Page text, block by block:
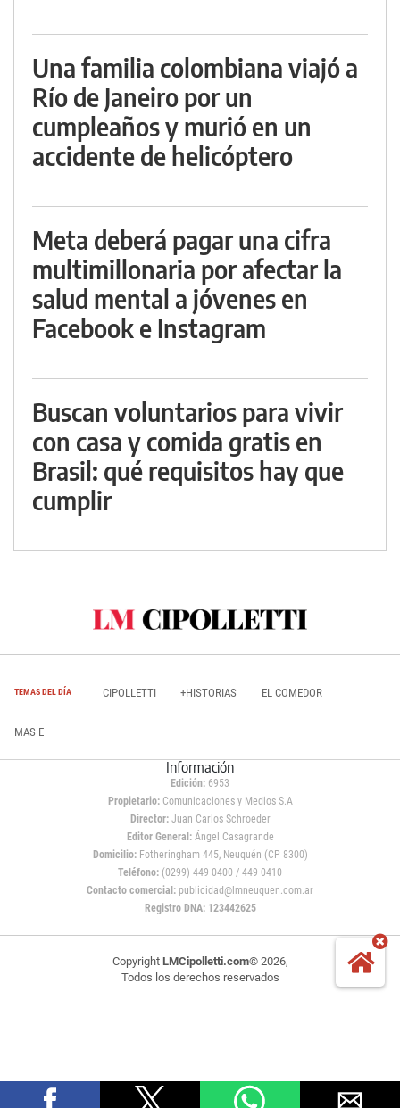
Una familia colombiana viajó a
Río de Janeiro por un
cumpleaños y murió en un
accidente de helicóptero
Meta deberá pagar una cifra
multimillonaria por afectar la
salud mental a jóvenes en
Facebook e Instagram
Buscan voluntarios para vivir
con casa y comida gratis en
Brasil: qué requisitos hay que
cumplir
TEMAS DEL DÍA CIPOLLETTI +HISTORIAS EL COMEDOR
MAS E
Información
Edición: 6953
Propietario:Comunicaciones y Medios S.A
Director: Juan Carlos Schroeder
Editor General:Ángel Casagrande
Domicilio:Fotheringham 445, Neuquén (CP 8300)
Teléfono: (0299) 449 0400 / 449 0410
Contacto comercial: publicidad@lmneuquen.com.ar
Registro DNA: 123442625
Copyright LMCipolletti.com© 2026,
Todos los derechos reservados